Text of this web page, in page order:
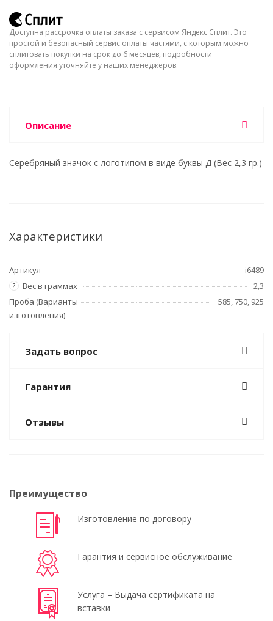
Доступна рассрочка оплаты заказа с сервисом Яндекс Сплит. Это
простой и безопасный сервис оплаты частями, с которым можно
сплитовать покупки на срок до 6 месяцев, подробности
оформления уточняйте у наших менеджеров.
Описание
Серебряный значок с логотипом в виде буквы Д (Вес 2,3 гр.)
Характеристики
Артикул i6489
? Вес в граммах
2,3
Проба (Варианты
изготовления)
585, 750, 925
Задать вопрос
Гарантия
Отзывы
Преимущество
Изготовление по договору
Гарантия и сервисное обслуживание
Услуга – Выдача сертификата на
вставки